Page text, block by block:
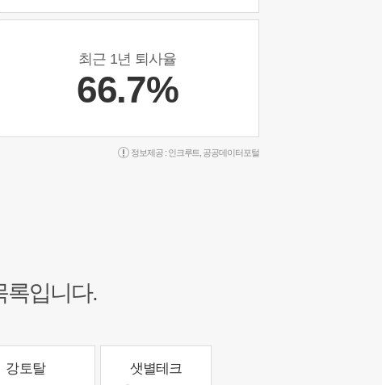
최근 1년 퇴사율
66.7%
정보제공 : 인크루트 공공데이터포털
록입니다.
강토탈 샛별테크